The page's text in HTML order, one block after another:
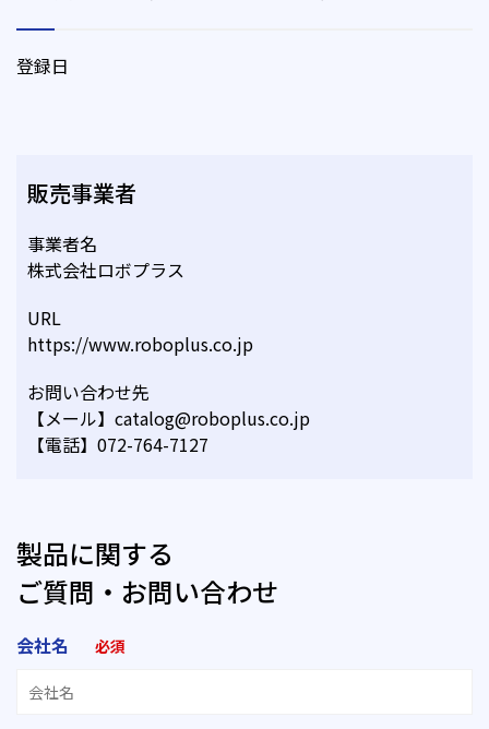
登録日
販売事業者
事業者名
株式会社ロボプラス
URL
https://www.roboplus.co.jp
お問い合わせ先
【メール】catalog@roboplus.co.jp
【電話】072-764-7127
製品に関する
ご質問・お問い合わせ
会社名 必須